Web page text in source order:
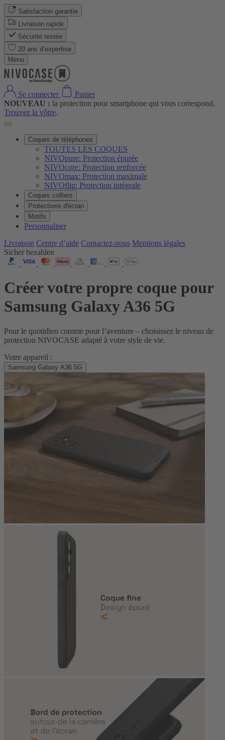
Satisfaction garantie
Livraison rapide
Sécurité testée
20 ans d’expertise
Menu
Se connecter
Panier
NOUVEAU : la protection pour smartphone qui vous correspond.
Trouvez la vôtre.
Coques de téléphones
TOUTES LES COQUES
NIVOpure: Protection épurée
NIVOcore: Protection renforcée
NIVOmax: Protection maximale
NIVOflip: Protection intégrale
Coques colliers
Protections d'écran
Motifs
Personnaliser
Livraison Centre d’aide Contactez‑nous Mentions légales
Sicher bezahlen
Créer votre propre coque pour
Samsung Galaxy A36 5G
Pour le quotidien comme pour l’aventure – choisissez le niveau de
protection NIVOCASE adapté à votre style de vie.
Votre appareil :
Samsung Galaxy A36 5G